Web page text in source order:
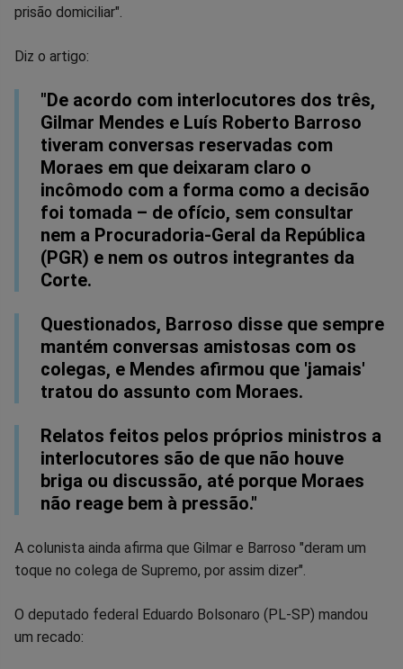
prisão domiciliar".
Diz o artigo:
"De acordo com interlocutores dos três,
Gilmar Mendes e Luís Roberto Barroso
tiveram conversas reservadas com
Moraes em que deixaram claro o
incômodo com a forma como a decisão
foi tomada – de ofício, sem consultar
nem a Procuradoria-Geral da República
(PGR) e nem os outros integrantes da
Corte.
Questionados, Barroso disse que sempre
mantém conversas amistosas com os
colegas, e Mendes afirmou que 'jamais'
tratou do assunto com Moraes.
Relatos feitos pelos próprios ministros a
interlocutores são de que não houve
briga ou discussão, até porque Moraes
não reage bem à pressão."
A colunista ainda afirma que Gilmar e Barroso "deram um
toque no colega de Supremo, por assim dizer".
O deputado federal Eduardo Bolsonaro (PL-SP) mandou
um recado: